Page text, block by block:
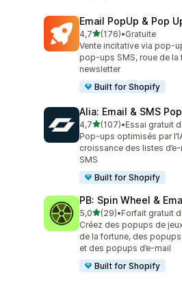
Email PopUp & Pop
4,7étoile(s) sur 5
(176)
176 avis au total
•Gratuite
Vente incitative via pop-
pop-ups SMS, roue de la
newsletter
Built for Shopify
Alia: Email & SMS
4,7étoile(s) sur 5
(107)
107 avis au total
•Essai gratuit
Pop-ups optimisés par
croissance des listes
SMS
Built for Shopify
PB: Spin Wheel &
5,0étoile(s) sur 5
(29)
29 avis au total
•Forfait gratuit
Créez des popups de
de la fortune, des
et des popups d’e-mail
Built for Shopify